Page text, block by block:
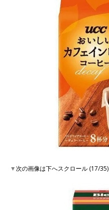
▼次の画像は下へスクロール (17/35)